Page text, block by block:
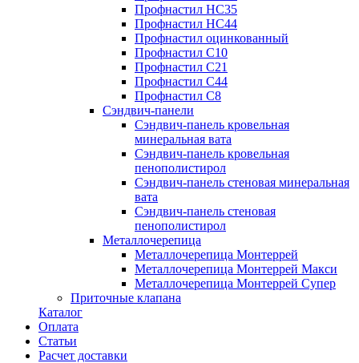
Профнастил НС35
Профнастил НС44
Профнастил оцинкованный
Профнастил С10
Профнастил С21
Профнастил С44
Профнастил С8
Сэндвич-панели
Сэндвич-панель кровельная
минеральная вата
Сэндвич-панель кровельная
пенополистирол
Сэндвич-панель стеновая минеральная
вата
Сэндвич-панель стеновая
пенополистирол
Металлочерепица
Металлочерепица Монтеррей
Металлочерепица Монтеррей Макси
Металлочерепица Монтеррей Супер
Приточные клапана
Каталог
Оплата
Статьи
Расчет доставки